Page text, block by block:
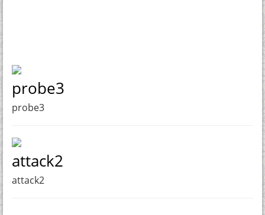
probe3
probe3
attack2
attack2